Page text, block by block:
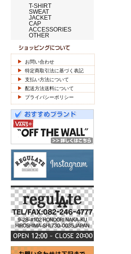
T-SHIRT
SWEAT
JACKET
CAP
ACCESSORIES
OTHER
お問い合わせ
特定商取引法に基づく表記
支払い方法について
配送方法送料について
プライバシーポリシー